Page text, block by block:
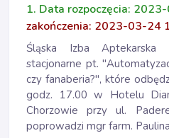
1. Data rozpoczęcia:
zakończenia: 2023-03-24
Śląska Izba Aptekarska
stacjonarne pt.
czy fanaberia?", które
godz. 17.00 w Hotelu
Chorzowie przy ul.
poprowadzi mgr farm.